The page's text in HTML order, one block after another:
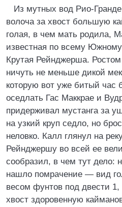
Из мутных вод Рио-
волоча за хвост большую
голая, в чем мать родила,
известная по всему
Крутая Рейнджерша.
ничуть не меньше дикой
которую вот уже битый час
оседлать Гас Маккрае и
придерживал мустанга за
на узкий круп седло, но
неловко. Калл глянул на
Рейнджершу во всей ее
сообразил, в чем тут дело:
нашло помрачение — вид
весом фунтов под двести
хвост здоровенную